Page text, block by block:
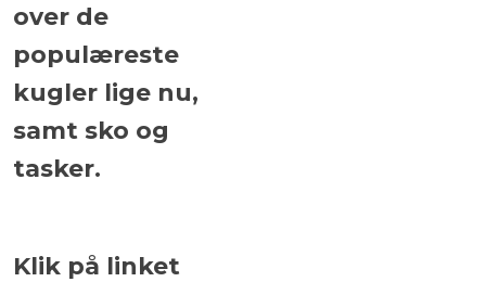
over de
populæreste
kugler lige nu,
samt sko og
tasker.​
Klik på linket